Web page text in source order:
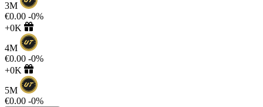
3M
€0.00 -0%
+0K
4M
€0.00 -0%
+0K
5M
€0.00 -0%